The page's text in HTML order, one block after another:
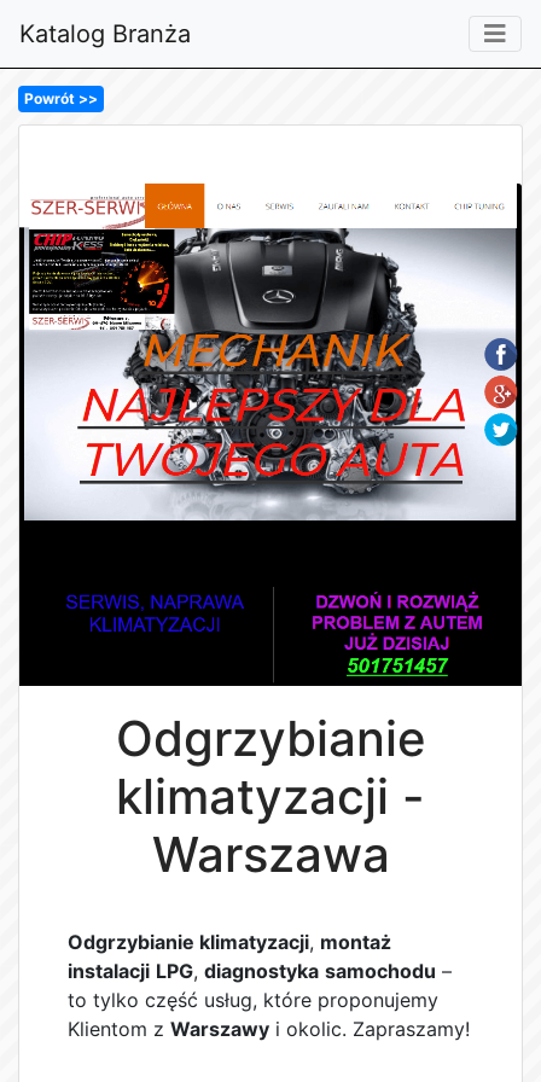
Katalog Branża
Powrót >>
Odgrzybianie
klimatyzacji -
Warszawa
Odgrzybianie klimatyzacji, montaż
instalacji LPG, diagnostyka samochodu –
to tylko część usług, które proponujemy
Klientom z Warszawy i okolic. Zapraszamy!